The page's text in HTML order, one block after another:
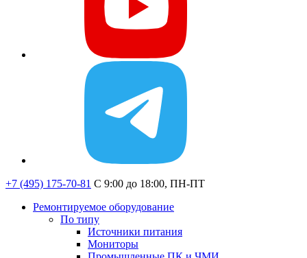
+7 (495) 175-70-81 C 9:00 до 18:00, ПН-ПТ
Ремонтируемое оборудование
По типу
Источники питания
Мониторы